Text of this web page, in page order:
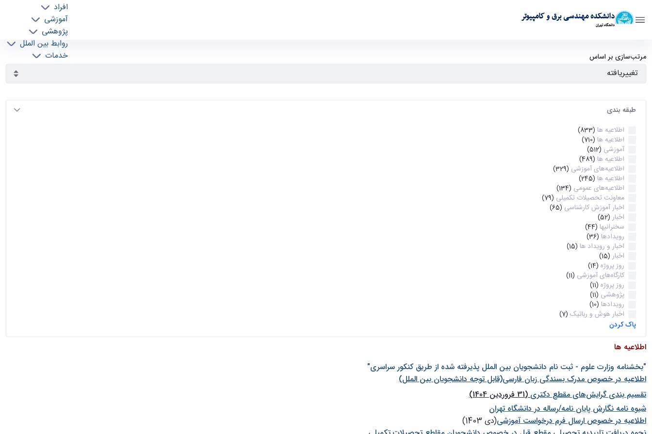
دانشکده مهندسی برق و کامپیوتر
دانشگاه تهران
افراد
آموزشی
پژوهشی
روابط بین الملل
خدمات
آرشیو اطلاعیه ها - ece- دانشکده مهندسی برق و کامپیوتر
مرتب‌سازی بر اساس
طبقه بندی
اطلاعیه ها (833)
اطلاعیه ها (710)
آموزشی (512)
اطلاعیه ها (489)
اطلاعیه‌های‌ آموزشی (329)
اطلاعیه ها (245)
اطلاعیه‌های عمومی (134)
معاونت تحصیلات تکمیلی (79)
اخبار آموزش کارشناسی (65)
اخبار (52)
سخنرانیها (44)
رویدادها (36)
اخبار و رویداد ها (15)
اخبار (15)
روز پروژه (14)
کارگاه‌های آموزشی (11)
روز پروژه (11)
پژوهشی (11)
رویدادها (10)
اخبار هوش و رباتیک (7)
پاک کردن
اطلاعیه ها
"بخشنامه وزارت علوم - ثبت نام دانشجويان بين الملل پذيرفته شده از طريق كنكور سراسری"
اطلاعیه در خصوص مدرک بسندگی زبان فارسی(قابل توجه دانشجویان بین الملل)
تقسیم بندی گرایش‌های مقطع دکتری(31 فروردین 1404)
شيوه نامه نگارش پايان نامه/رساله در دانشگاه تهران
اطلاعیه در خصوص ارسال فرم درخواست آموزشی(دی 1403)